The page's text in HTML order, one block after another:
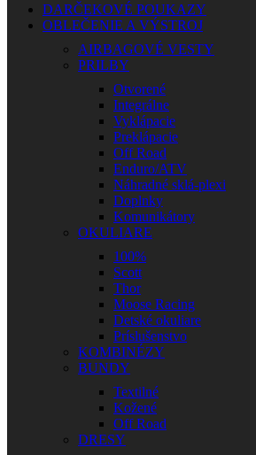
DARČEKOVÉ POUKAZY
OBLEČENIE A VÝSTROJ
AIRBAGOVÉ VESTY
PRILBY
Otvorené
Integrálne
Vyklápacie
Preklápacie
Off Road
Enduro/ATV
Náhradné sklá-plexi
Doplnky
Komunikátory
OKULIARE
100%
Scott
Thor
Moose Racing
Detské okuliare
Príslušenstvo
KOMBINÉZY
BUNDY
Textilné
Kožené
Off Road
DRESY